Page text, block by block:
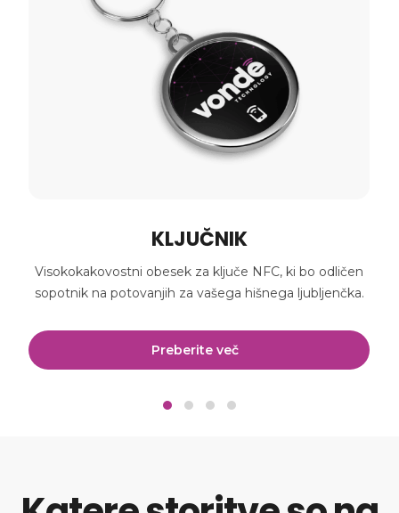
KLJUČNIK
Visokokakovostni obesek za ključe NFC, ki bo odličen
sopotnik na potovanjih za vašega hišnega ljubljenčka.
Preberite več